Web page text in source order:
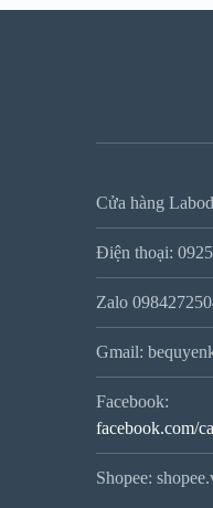
Cửa hàng
Điện thoại:
Zalo
Gmail:
Facebook:
facebook.com/
Shopee: